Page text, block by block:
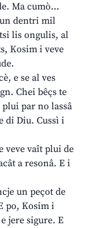
Ma cumò…
dentri mil
lis ongulis, al
Kosim i veve
e se al ves
Chei bêçs te
par no lassâ
di Diu. Cussì i
veve vaît plui de
a resonâ. E i
un peçot de
po, Kosim i
jere sigure. E